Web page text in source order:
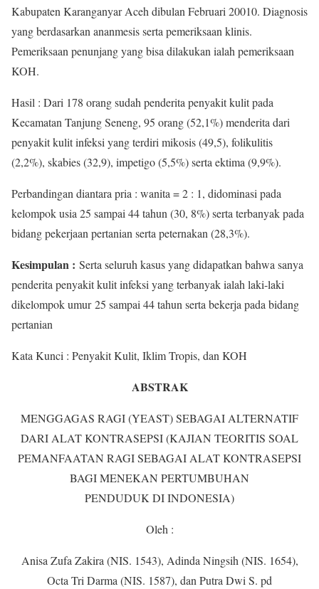
Kabupaten Karanganyar Aceh dibulan Februari 20010. Diagnosis
yang berdasarkan ananmesis serta pemeriksaan klinis.
Pemeriksaan penunjang yang bisa dilakukan ialah pemeriksaan
KOH.
Hasil : Dari 178 orang sudah penderita penyakit kulit pada
Kecamatan Tanjung Seneng, 95 orang (52,1%) menderita dari
penyakit kulit infeksi yang terdiri mikosis (49,5), folikulitis
(2,2%), skabies (32,9), impetigo (5,5%) serta ektima (9,9%).
Perbandingan diantara pria : wanita = 2 : 1, didominasi pada
kelompok usia 25 sampai 44 tahun (30, 8%) serta terbanyak pada
bidang pekerjaan pertanian serta peternakan (28,3%).
Kesimpulan : Serta seluruh kasus yang didapatkan bahwa sanya
penderita penyakit kulit infeksi yang terbanyak ialah laki-laki
dikelompok umur 25 sampai 44 tahun serta bekerja pada bidang
pertanian
Kata Kunci : Penyakit Kulit, Iklim Tropis, dan KOH
ABSTRAK
MENGGAGAS RAGI (YEAST) SEBAGAI ALTERNATIF
DARI ALAT KONTRASEPSI (KAJIAN TEORITIS SOAL
PEMANFAATAN RAGI SEBAGAI ALAT KONTRASEPSI
BAGI MENEKAN PERTUMBUHAN
PENDUDUK DI INDONESIA)
Oleh :
Anisa Zufa Zakira (NIS. 1543), Adinda Ningsih (NIS. 1654),
Octa Tri Darma (NIS. 1587), dan Putra Dwi S. pd